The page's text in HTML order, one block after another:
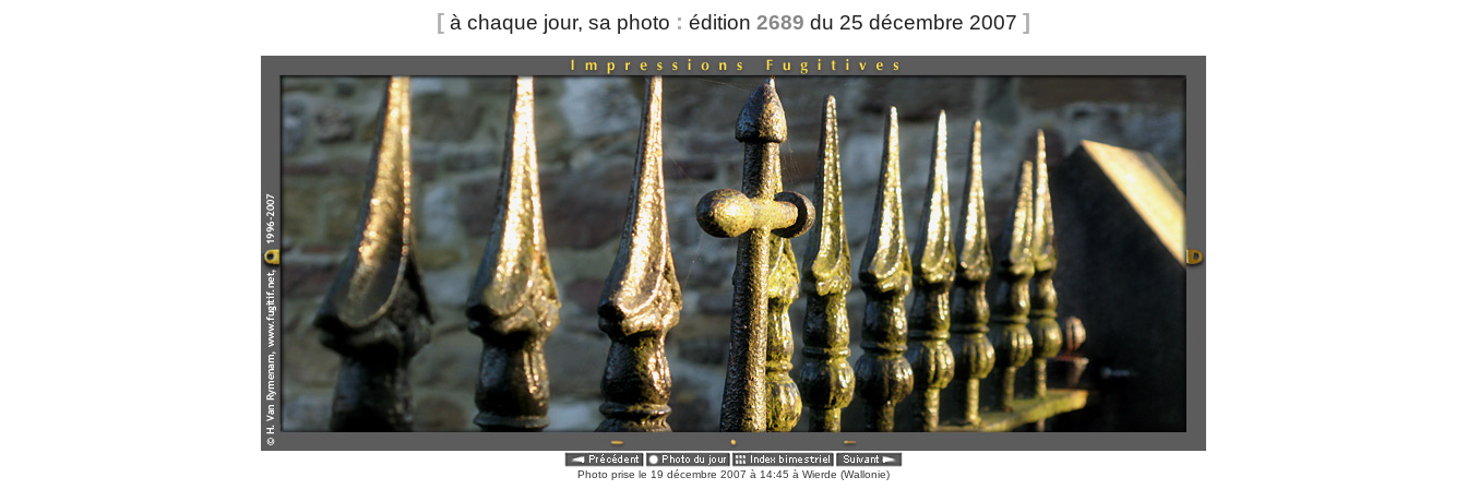
[ à chaque jour, sa photo : édition 2689 du 25 décembre 2007 ]
Photo prise le 19 décembre 2007 à 14:45 à Wierde (Wallonie)